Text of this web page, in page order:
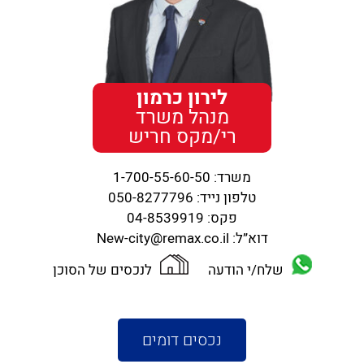
לירון כרמון
מנהל משרד
רי/מקס חריש
משרד: 1-700-55-60-50
טלפון נייד: 050-8277796
פקס: 04-8539919
דוא”ל: New-city@remax.co.il
שלח/י הודעה
לנכסים של הסוכן
נכסים דומים